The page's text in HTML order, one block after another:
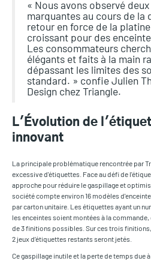
« Nous avons observé
marquantes au cours de la
retour en force de la
croissant pour des
Les consommateurs
élégants et faits à la main
dépassant les limites des
standard. » confie Julien
Design chez Triangle.
L'Évolution de
innovant
La principale problématique rencontrée par
excessive d'étiquettes. Face au défi de
approche pour réduire le gaspillage et
société compte environ 16 modèles
par carton unitaire. Les étiquettes ayant un
les enceintes soient montées à la
de 3 finitions possibles. Sur ces trois
2 jeux d’étiquettes restants seront jetés.
Ce gaspillage inutile et la perte de temps due